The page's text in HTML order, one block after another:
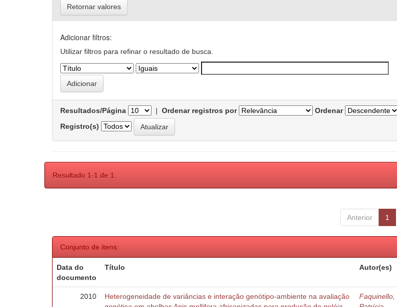
Retornar valores
Adicionar filtros:
Utilizar filtros para refinar o resultado de busca.
Resultados/Página | Ordenar registros por
Ordenar
Registro(s)
Resultado 1-1 de 1.
Anterior 1
Conjunto de itens:
Data do
documento
Título Autor(es)
2010
Heterogeneidade de variâncias e interação genótipo-ambiente na avaliação
Faquinello,